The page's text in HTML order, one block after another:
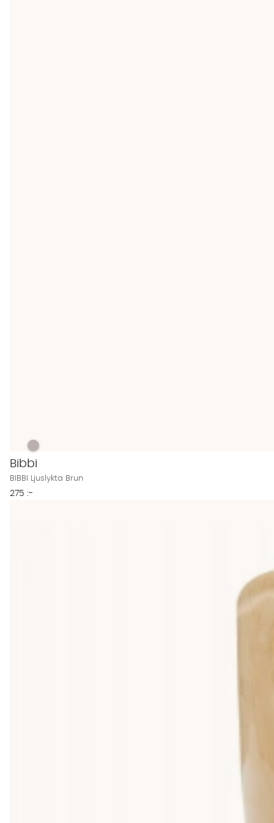
BIBBI Ljuslykta Brun Finns även i dessa färger:
BIBBI Ljuslykta Brun
Bibbi
BIBBI Ljuslykta Brun
275 :-